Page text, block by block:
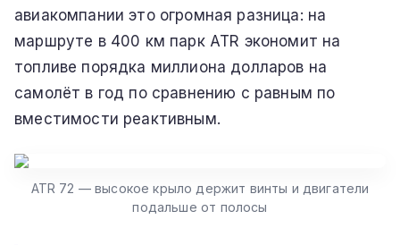
авиакомпании это огромная разница: на
маршруте в 400 км парк ATR экономит на
топливе порядка миллиона долларов на
самолёт в год по сравнению с равным по
вместимости реактивным.
ATR 72 — высокое крыло держит винты и двигатели
подальше от полосы